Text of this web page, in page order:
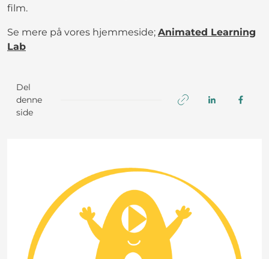
film.
Se mere på vores hjemmeside; Animated Learning
Lab
Del
denne
side